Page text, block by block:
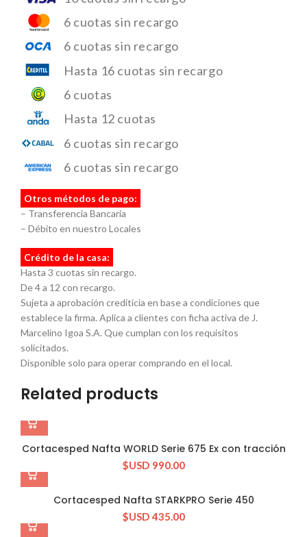
6 cuotas sin recargo
6 cuotas sin recargo
Hasta 16 cuotas sin recargo
6 cuotas
Hasta 12 cuotas
6 cuotas sin recargo
6 cuotas sin recargo
Otros métodos de pago:
– Transferencia Bancaria
– Débito en nuestro Locales
Crédito de la casa:
Hasta 3 cuotas sin recargo.
De 4 a 12 con recargo.
Sujeta a aprobación crediticia en base a condiciones que
establece la firma. Aplica a clientes con ficha activa de J.
Marcelino Igoa S.A. Que cumplan con los requisitos
solicitados.
Disponible solo para operar comprando en el local.
Related products
Cortacesped Nafta WORLD Serie 675 Ex con tracción
$USD 990.00
Cortacesped Nafta STARKPRO Serie 450
$USD 435.00